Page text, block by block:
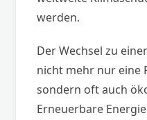
werden.
Der Wechsel zu
nicht mehr nur eine
sondern oft auch
Erneuerbare